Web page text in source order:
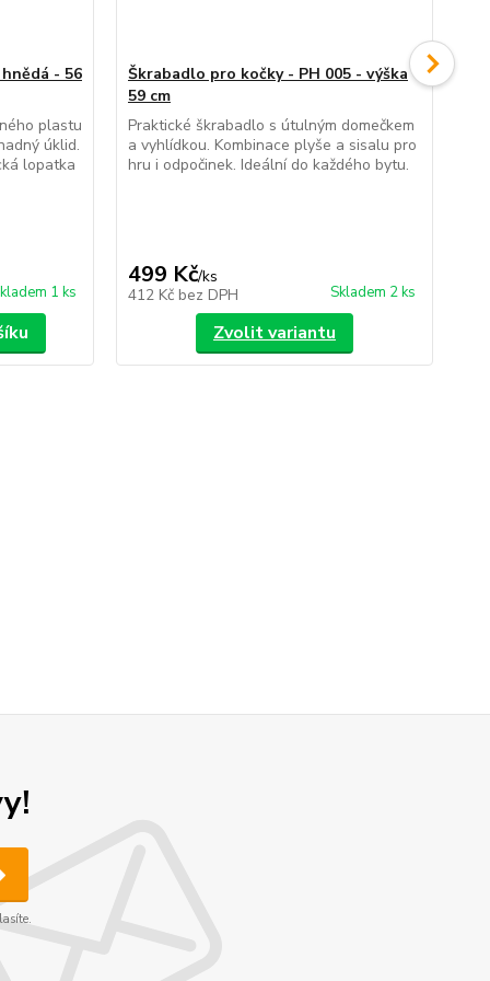
- 56
plastu
úklid.
lopatka
1 ks
Škrabadlo pro kočky - PH 005 - výška
59 cm
Praktické škrabadlo s útulným domečkem
a vyhlídkou. Kombinace plyše a sisalu pro
hru i odpočinek. Ideální do každého bytu.
499 Kč/ks
412 Kč bez DPH Skladem 2 ks
Zvolit variantu